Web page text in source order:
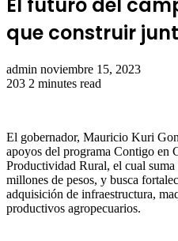
El futuro del
que construir
admin Send
an
noviembre 15, 2023
203 2 minutes read
El gobernador, Mauricio Kuri
apoyos del programa Contigo en
Productividad Rural, el cual
millones de pesos, y busca
adquisición de infraestructura,
productivos agropecuarios.